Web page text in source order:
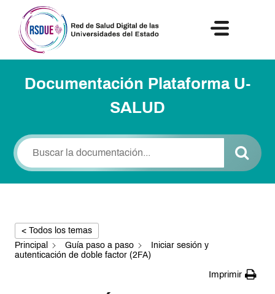
Documentación Plataforma U-
SALUD
< Todos los temas
Principal
Guía paso a paso
Iniciar sesión y
autenticación de doble factor (2FA)
Imprimir